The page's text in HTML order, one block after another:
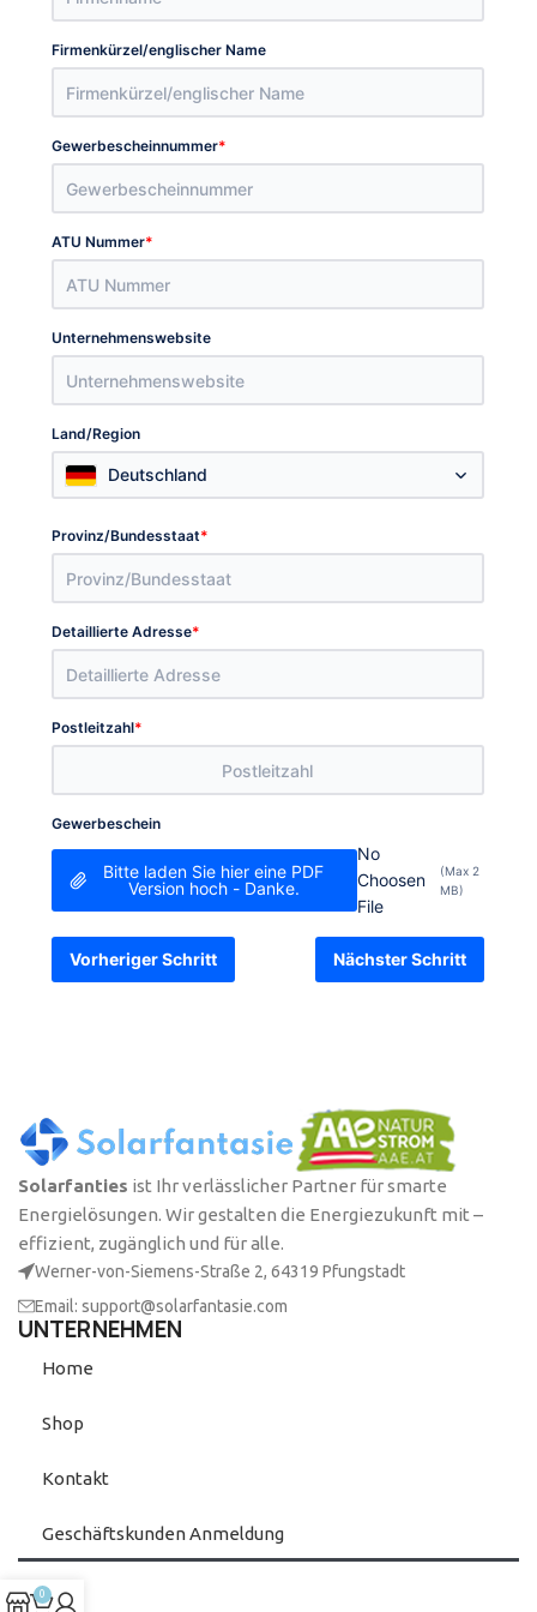
Firmenkürzel/englischer Name
Gewerbescheinnummer*
ATU Nummer*
Unternehmenswebsite
Land/Region
Deutschland
Provinz/Bundesstaat*
Detaillierte Adresse*
Postleitzahl*
Gewerbeschein
Bitte laden Sie hier eine PDF
Version hoch - Danke.
No
Choosen
File
(Max 2
MB)
Vorheriger Schritt Nächster Schritt
Solarfanties ist Ihr verlässlicher Partner für smarte
Energielösungen. Wir gestalten die Energiezukunft mit –
effizient, zugänglich und für alle.
Werner-von-Siemens-Straße 2, 64319 Pfungstadt
Email: support@solarfantasie.com
UNTERNEHMEN
Home
Shop
Kontakt
Geschäftskunden Anmeldung
0